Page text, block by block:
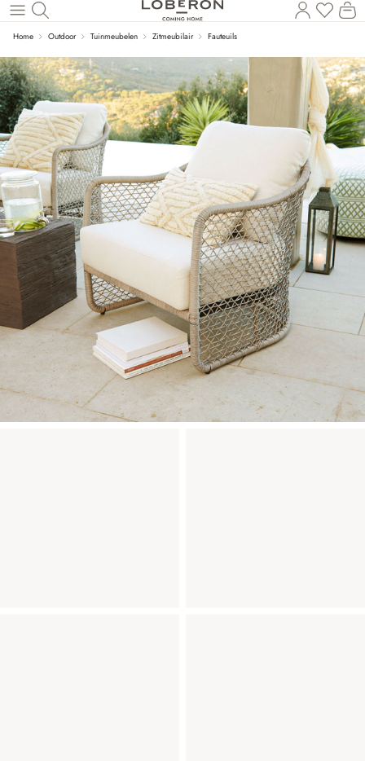
Naar de hoofdinhoud
Home Outdoor Tuinmeubelen Zitmeubilair Fauteuils